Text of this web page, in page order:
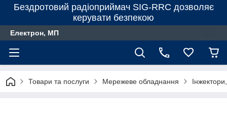
Бездротовий радіоприймач SIG-RRC дозволяє
керувати безпекою
Електрон, МП
Товари та послуги Мережеве обладнання